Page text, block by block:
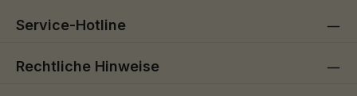
Service-Hotline
Rechtliche Hinweise